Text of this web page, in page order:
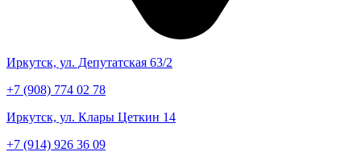
Иркутск, ул. Депутатская 63/2
+7 (908) 774 02 78
Иркутск, ул. Клары Цеткин 14
+7 (914) 926 36 09